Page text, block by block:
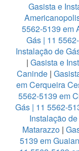
Gasista e
5562-5139 em
Gás | 11
Instalação de
| Gasista e
Caninde|
em Cerqueira
5562-5139 em
Gás | 11 5562-
Instalação
Matarazzo |
5139 em